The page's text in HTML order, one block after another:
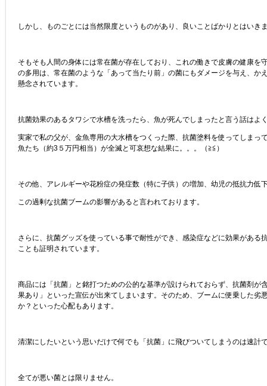
しかし、ものごとには当然限度というものがあり、良いことばかりとはいき
そもそも人間の身体には常在菌が存在しており、これの働きで皮膚の健康を
の多用は、常在菌のような「あって当たり前」の菌にもダメージを与え、か
懸念されています。
抗菌効果のあるタワシで水槽を洗ったら、魚が死んでしまったと言う話はよ
実家で私の父が、金魚専用の大水槽をつくった際、抗菌塗料を使ってしまっ
魚たち（約3５万円相当）が全滅と可哀想な結果に。。。（≧≦）
その他、アレルギーや花粉症の発症数（特に子供）の増加、幼児の抵抗力低
この過剰な抗菌ブームの影響があると言われております。
さらに、抗菌グッズを使っている事で耐性ができ、感染症などに効果がある
ことも証明されています。
商品には「抗菌」と銘打つための公的な基準が設けられておらず、抗菌剤が
果あり」といった宣伝が出来てしまいます。そのため、ブームに便乗した劣
か？といった心配もあります。
清潔にしたいという思いだけで何でも「抗菌」に飛びついてしまうのは速計
全てが悪い菌とは限りません。